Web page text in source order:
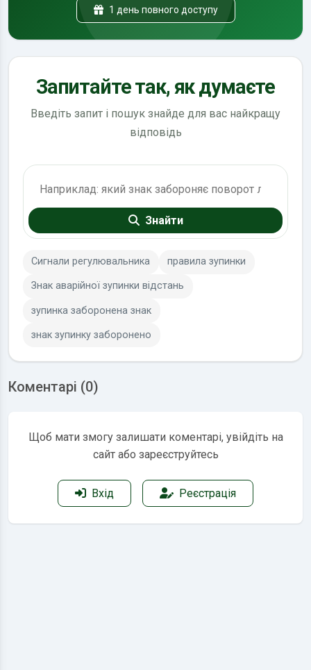
1 день повного доступу
Запитайте так, як думаєте
Введіть запит і пошук знайде для вас найкращу
відповідь
Знайти
Сигнали регулювальника правила зупинки
Знак аварійної зупинки відстань
зупинка заборонена знак
знак зупинку заборонено
Коментарі (0)
Щоб мати змогу залишати коментарі, увійдіть на
сайт або зареєструйтесь
Вхід Реєстрація